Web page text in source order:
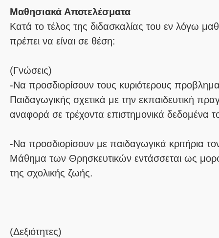
Μαθησιακά Αποτελέσματα
Κατά το τέλος της διδασκαλίας του εν λόγω
πρέπει να είναι σε θέση:
(Γνώσεις)
-Να προσδιορίσουν τους κυριότερους
Παιδαγωγικής σχετικά με την εκπαιδευτική
αναφορά σε τρέχοντα επιστημονικά δεδομένα
-Να προσδιορίσουν με παιδαγωγικά κριτήρια
Μάθημα των Θρησκευτικών εντάσσεται ως
της σχολικής ζωής.
(Δεξιότητες)